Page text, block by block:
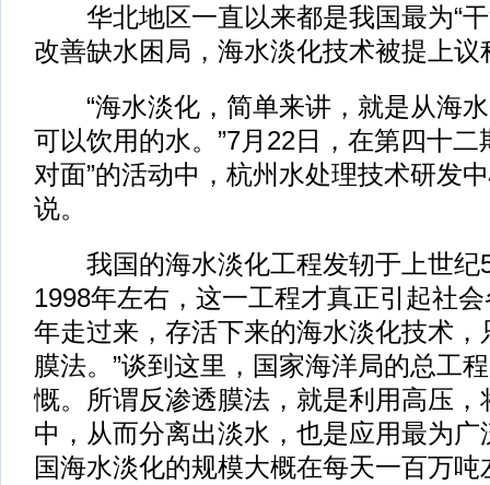
华北地区一直以来都是我国最为“干
改善缺水困局，海水淡化技术被提上议
“海水淡化，简单来讲，就是从海水
可以饮用的水。”7月22日，在第四十二
对面”的活动中，杭州水处理技术研发
说。
我国的海水淡化工程发轫于上世纪
1998年左右，这一工程才真正引起社
年走过来，存活下来的海水淡化技术
膜法。”谈到这里，国家海洋局的总工
慨。所谓反渗透膜法，就是利用高压
中，从而分离出淡水，也是应用最为
国海水淡化的规模大概在每天一百万